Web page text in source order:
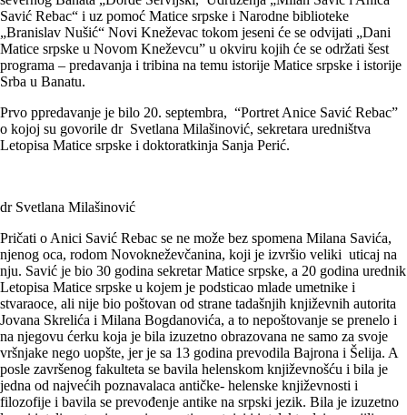
Savić Rebac“ i uz pomoć Matice srpske i Narodne biblioteke
„Branislav Nušić“ Novi Kneževac tokom jeseni će se odvijati „Dani
Matice srpske u Novom Kneževcu” u okviru kojih će se održati šest
programa – predavanja i tribina na temu istorije Matice srpske i istorije
Srba u Banatu.
Prvo ppredavanje je bilo 20. septembra, “Portret Anice Savić Rebac”
o kojoj su govorile dr Svetlana Milašinović, sekretara uredništva
Letopisa Matice srpske i doktoratkinja Sanja Perić.
dr Svetlana Milašinović
Pričati o Anici Savić Rebac se ne može bez spomena Milana Savića,
njenog oca, rodom Novokneževčanina, koji je izvršio veliki uticaj na
nju. Savić je bio 30 godina sekretar Matice srpske, a 20 godina urednik
Letopisa Matice srpske u kojem je podsticao mlade umetnike i
stvaraoce, ali nije bio poštovan od strane tadašnjih književnih autorita
Jovana Skrelića i Milana Bogdanovića, a to nepoštovanje se prenelo i
na njegovu ćerku koja je bila izuzetno obrazovana ne samo za svoje
vršnjake nego uopšte, jer je sa 13 godina prevodila Bajrona i Šelija. A
posle završenog fakulteta se bavila helenskom književnošću i bila je
jedna od najvećih poznavalaca antičke- helenske književnosti i
filozofije i bavila se prevođenje antike na srpski jezik. Bila je izuzetno